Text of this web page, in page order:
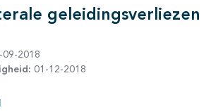
geleidingsverliezen
09-2018
01-12-2018